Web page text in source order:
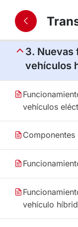
2. Motores
petróleo a
3. Nuevas
vehículos
vehículos
vehículo